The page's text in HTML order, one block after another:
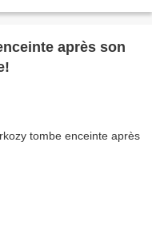
après son